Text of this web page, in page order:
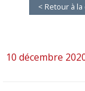
< Retour à
10 décembre